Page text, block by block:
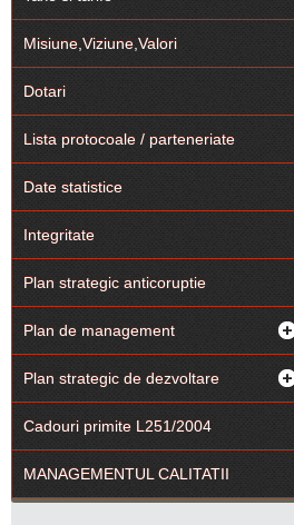
Misiune,Viziune,Valori
Dotari
Lista protocoale / parteneriate
Date statistice
Integritate
Plan strategic anticoruptie
Plan de management
Plan strategic de dezvoltare
Cadouri primite L251/2004
MANAGEMENTUL CALITATII